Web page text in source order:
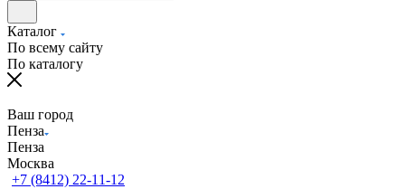
Каталог
По всему сайту
По каталогу
Ваш город
Пенза
Пенза
Москва
+7 (8412) 22-11-12